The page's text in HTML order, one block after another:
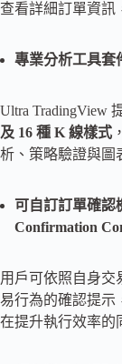
查看詳細訂單資訊
專業分析工具套
Ultra TradingView
及 16 種 K 線樣式
析、策略驗證與圖
可自訂訂單確認
Confirmation
用戶可依照自身交
易行為的確認提示
在提升執行效率的